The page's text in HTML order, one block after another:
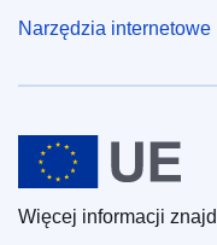
Narzędzia internetowe
Unia Europejska
Więcej informacji